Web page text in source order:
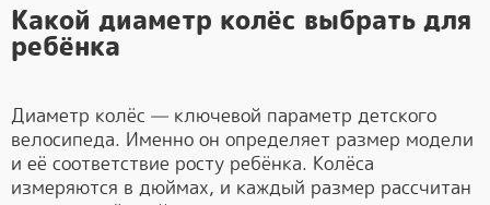
Какой диаметр колёс выбрать для
ребёнка
Диаметр колёс — ключевой параметр детского
велосипеда. Именно он определяет размер модели
и её соответствие росту ребёнка. Колёса
измеряются в дюймах, и каждый размер рассчитан